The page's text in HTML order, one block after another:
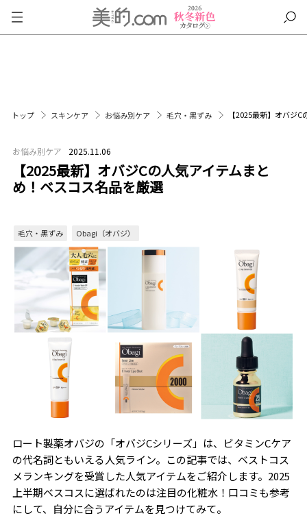
トップ スキンケア お悩み別ケア 毛穴・黒ずみ 【2025最新】オバジ
お悩み別ケア 2025.11.06
【2025最新】オバジCの人気アイテムまと
め！ベスコス名品を厳選
毛穴・黒ずみ Obagi（オバジ）
ロート製薬オバジの「オバジCシリーズ」は、ビタミンCケア
の代名詞ともいえる人気ライン。この記事では、ベストコス
メランキングを受賞した人気アイテムをご紹介します。2025
上半期ベスコスに選ばれたのは注目の化粧水！口コミも参考
にして、自分に合うアイテムを見つけてみて。